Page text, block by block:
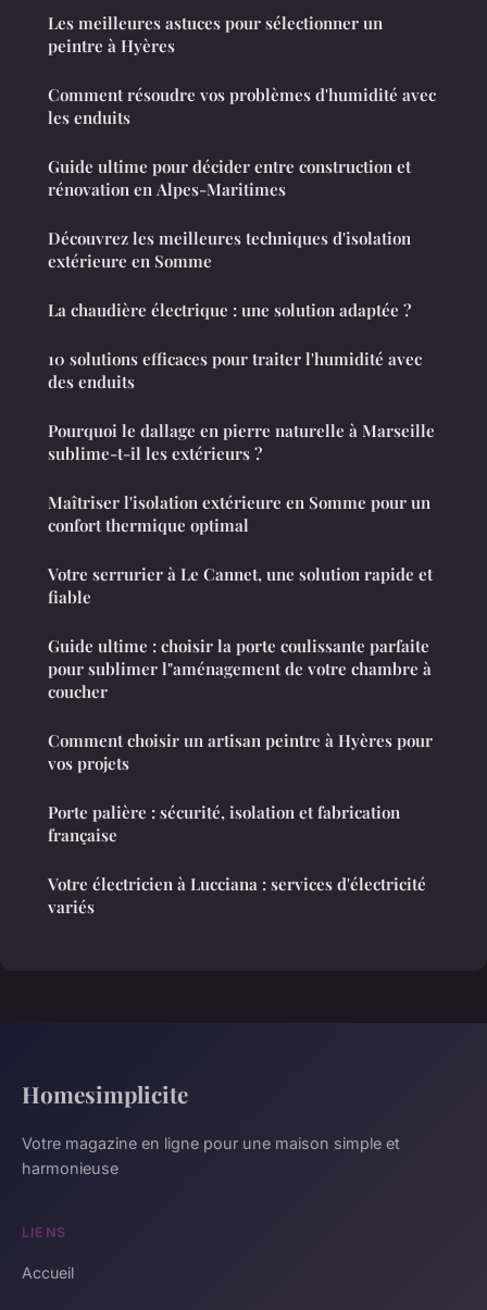
Les meilleures astuces pour sélectionner un
peintre à Hyères
Comment résoudre vos problèmes d'humidité avec
les enduits
Guide ultime pour décider entre construction et
rénovation en Alpes-Maritimes
Découvrez les meilleures techniques d'isolation
extérieure en Somme
La chaudière électrique : une solution adaptée ?
10 solutions efficaces pour traiter l'humidité avec
des enduits
Pourquoi le dallage en pierre naturelle à Marseille
sublime-t-il les extérieurs ?
Maîtriser l'isolation extérieure en Somme pour un
confort thermique optimal
Votre serrurier à Le Cannet, une solution rapide et
fiable
Guide ultime : choisir la porte coulissante parfaite
pour sublimer l"aménagement de votre chambre à
coucher
Comment choisir un artisan peintre à Hyères pour
vos projets
Porte palière : sécurité, isolation et fabrication
française
Votre électricien à Lucciana : services d'électricité
variés
Homesimplicite
Votre magazine en ligne pour une maison simple et
harmonieuse
LIENS
Accueil